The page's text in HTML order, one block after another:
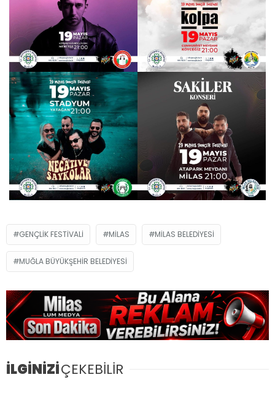
GENÇLIK FESTIVALI MILAS MILAS BELEDIYESI
MUĞLA BÜYÜKŞEHIR BELEDIYESI
İLGİNİZİÇEKEBİLİR